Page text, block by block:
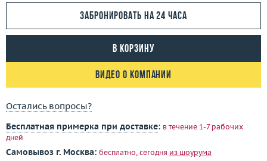
Забронировать на 24 часа
В корзину
Видео о компании
Остались вопросы?
Бесплатная примерка при доставке: в течение 1-7 рабочих
дней
Самовывоз г. Москва: бесплатно, сегодня из шоурума